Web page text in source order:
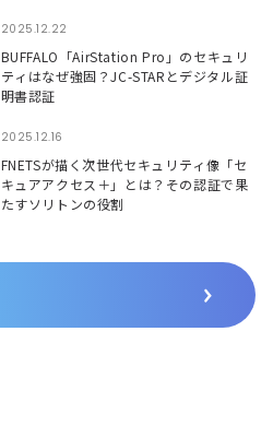
―
2025.12.22
BUFFALO「AirStation Pro」のセキュリ
ティはなぜ強固？JC-STARとデジタル証
明書認証
2025.12.16
FNETSが描く次世代セキュリティ像「セ
キュアアクセス＋」とは？その認証で果
たすソリトンの役割